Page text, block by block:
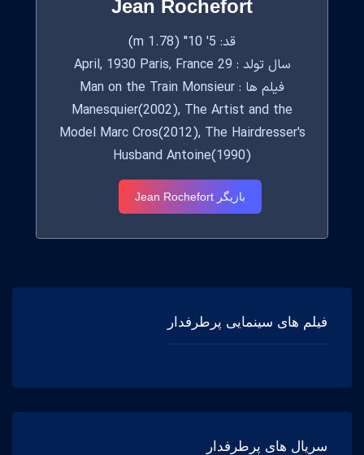
فیلم های سینمایی پرطرفدار
سریال های پرطرفدار
Jean Rochefort
قد: 5' 10" (1.78 m)
سال تولد : 29 April, 1930 Paris, France
فیلم ها : Man on the Train Monsieur
Manesquier(2002), The Artist and the
Model Marc Cros(2012), The Hairdresser's
Husband Antoine(1990)
بازیگر Jean Rochefort